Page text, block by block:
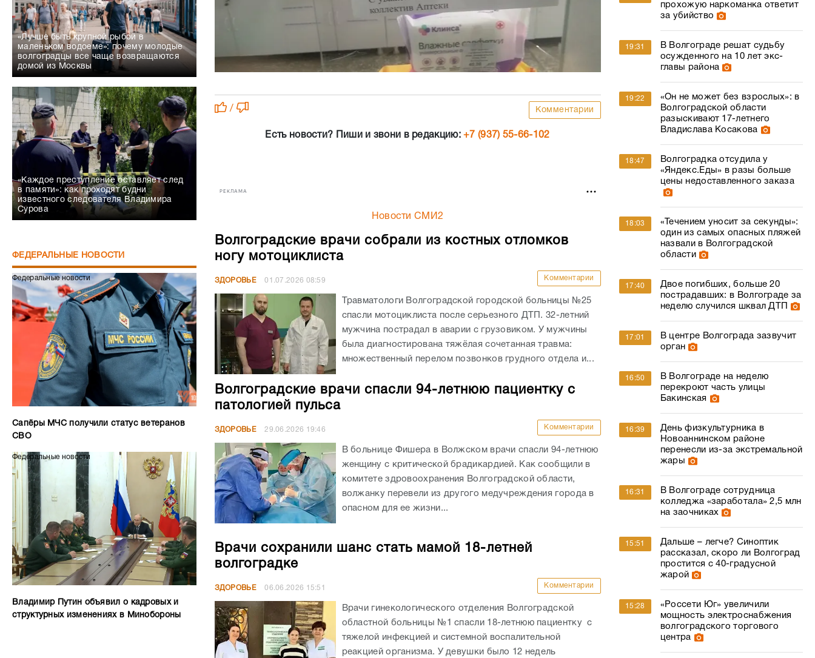
«Лучше быть крупной рыбой в
маленьком водоеме»: почему молодые
волгоградцы все чаще возвращаются
домой из Москвы
«Каждое преступление оставляет след
в памяти»: как проходят будни
известного следователя Владимира
Сурова
ФЕДЕРАЛЬНЫЕ НОВОСТИ
Федеральные новости
Сапёры МЧС получили статус ветеранов
СВО
Федеральные новости
Владимир Путин объявил о кадровых и
структурных изменениях в Минобороны
/ Комментарии
Есть новости? Пиши и звони в редакцию:+7 (937) 55-66-102
РЕКЛАМА
Новости СМИ2
Волгоградские врачи собрали из костных отломков
ногу мотоциклиста
ЗДОРОВЬЕ 01.07.2026 08:59 Комментарии
Травматологи Волгоградской городской больницы №25
спасли мотоциклиста после серьезного ДТП. 32-летний
мужчина пострадал в аварии с грузовиком. У мужчины
была диагностирована тяжёлая сочетанная травма:
множественный перелом позвонков грудного отдела и...
Волгоградские врачи спасли 94-летнюю пациентку с
патологией пульса
ЗДОРОВЬЕ 29.06.2026 19:46 Комментарии
В больнице Фишера в Волжском врачи спасли 94-летнюю
женщину с критической брадикардией. Как сообщили в
комитете здровоохранения Волгоградской области,
волжанку перевели из другого медучреждения города в
опасном для ее жизни...
Врачи сохранили шанс стать мамой 18-летней
волгоградке
ЗДОРОВЬЕ 06.06.2026 15:51 Комментарии
Врачи гинекологического отделения Волгоградской
областной больницы №1 спасли 18-летнюю пациентку с
тяжелой инфекцией и системной воспалительной
реакцией организма. У девушки было 12 недель
прохожую наркоманка ответит
за убийство
19:31
В Волгограде решат судьбу
осужденного на 10 лет экс-
главы района
19:22
«Он не может без взрослых»: в
Волгоградской области
разыскивают 17-летнего
Владислава Косакова
18:47
Волгоградка отсудила у
«Яндекс.Еды» в разы больше
цены недоставленного заказа
18:03
«Течением уносит за секунды»:
один из самых опасных пляжей
назвали в Волгоградской
области
17:40
Двое погибших, больше 20
пострадавших: в Волгограде за
неделю случился шквал ДТП
17:01
В центре Волгограда зазвучит
орган
16:50
В Волгограде на неделю
перекроют часть улицы
Бакинская
16:39
День физкультурника в
Новоаннинском районе
перенесли из-за экстремальной
жары
16:31
В Волгограде сотрудница
колледжа «заработала» 2,5 млн
на заочниках
15:51
Дальше – легче? Синоптик
рассказал, скоро ли Волгоград
простится с 40-градусной
жарой
15:28
«Россети Юг» увеличили
мощность электроснабжения
волгоградского торгового
центра